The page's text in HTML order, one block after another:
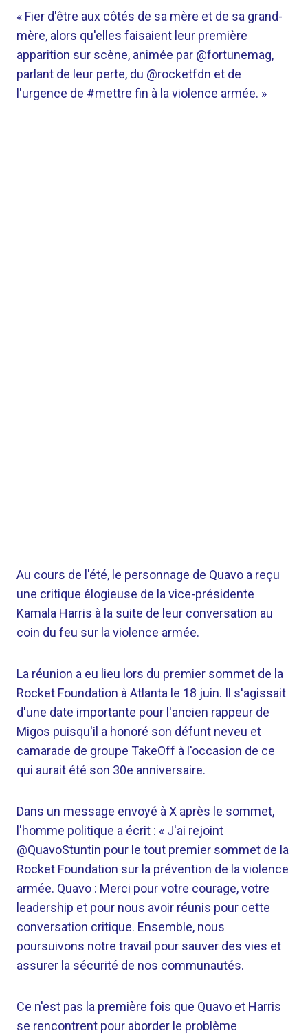
« Fier d'être aux côtés de sa mère et de sa grand-
mère, alors qu'elles faisaient leur première
apparition sur scène, animée par @fortunemag,
parlant de leur perte, du @rocketfdn et de
l'urgence de #mettre fin à la violence armée. »
Au cours de l'été, le personnage de Quavo a reçu
une critique élogieuse de la vice-présidente
Kamala Harris à la suite de leur conversation au
coin du feu sur la violence armée.
La réunion a eu lieu lors du premier sommet de la
Rocket Foundation à Atlanta le 18 juin. Il s'agissait
d'une date importante pour l'ancien rappeur de
Migos puisqu'il a honoré son défunt neveu et
camarade de groupe TakeOff à l'occasion de ce
qui aurait été son 30e anniversaire.
Dans un message envoyé à X après le sommet,
l'homme politique a écrit : « J'ai rejoint
@QuavoStuntin pour le tout premier sommet de la
Rocket Foundation sur la prévention de la violence
armée. Quavo : Merci pour votre courage, votre
leadership et pour nous avoir réunis pour cette
conversation critique. Ensemble, nous
poursuivons notre travail pour sauver des vies et
assurer la sécurité de nos communautés.
Ce n'est pas la première fois que Quavo et Harris
se rencontrent pour aborder le problème